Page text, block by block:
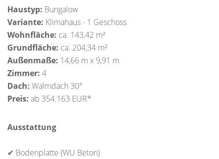
Haustyp: Bungalow
Variante: Klimahaus - 1 Geschoss
Wohnfläche: ca. 143,42 m²
Grundfläche: ca. 204,34 m²
Außenmaße: 14,66 m x 9,91 m
Zimmer: 4
Dach: Walmdach 30°
Preis: ab 354.163 EUR*
Ausstattung
✔ Bodenplatte (WU Beton)